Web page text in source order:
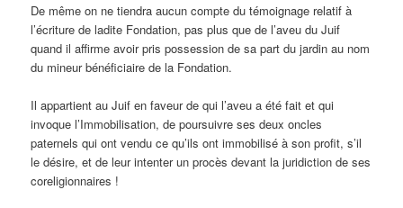
De même on ne tiendra aucun compte du témoignage relatif à
l’écriture de ladite Fondation, pas plus que de l’aveu du Juif
quand il affirme avoir pris possession de sa part du jardin au nom
du mineur bénéficiaire de la Fondation.
Il appartient au Juif en faveur de qui l’aveu a été fait et qui
invoque l’Immobilisation, de poursuivre ses deux oncles
paternels qui ont vendu ce qu’ils ont immobilisé à son profit, s’il
le désire, et de leur intenter un procès devant la juridiction de ses
coreligionnaires !